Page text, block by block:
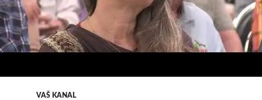
VAŠ KANAL